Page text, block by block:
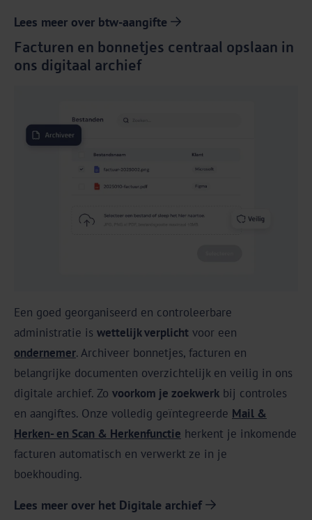
Lees meer over btw-aangifte
Facturen en bonnetjes centraal opslaan in
ons digitaal archief
Een goed georganiseerd en controleerbare
administratie is wettelijk verplicht voor een
ondernemer. Archiveer bonnetjes, facturen en
belangrijke documenten overzichtelijk en veilig in ons
digitale archief. Zo voorkom je zoekwerk bij controles
en aangiftes. Onze volledig geïntegreerde Mail &
Herken- en Scan & Herkenfunctie herkent je inkomende
facturen automatisch en verwerkt ze in je
boekhouding.
Lees meer over het Digitale archief